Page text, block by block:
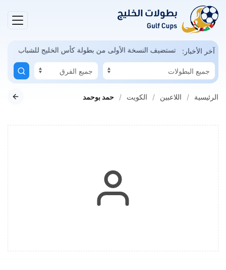
آخر الأخبار:السعودية تستضيف النسخة الأولى من بطولة كأس الخليج للشباب
الرئيسية اللاعبين الكويت حمد بوحمد